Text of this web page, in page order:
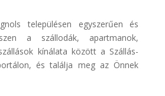
településen egyszerűen és
a szállodák, apartmanok,
kínálata között a Szállás-
és találja meg az Önnek